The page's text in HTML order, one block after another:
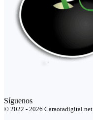
Síguenos
© 2022 - 2026